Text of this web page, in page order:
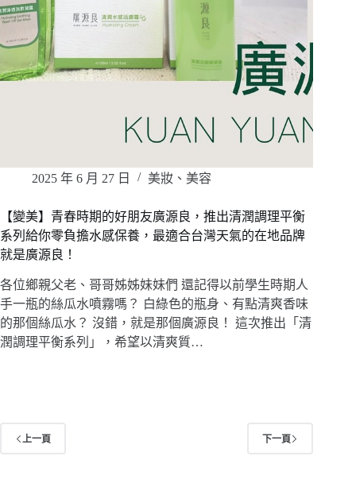
2025 年 6 月 27 日 美妝、美容
【變美】青春時期的好朋友廣源良，推出清潤調理平衡
系列給你零負擔水感保養，最適合台灣天氣的在地品牌
就是廣源良！
各位鄉親父老、哥哥姊姊妹妹們 還記得以前學生時期人
手一瓶的絲瓜水噴霧嗎？ 白綠色的瓶身、有點清爽香味
的那個絲瓜水？ 沒錯，就是那個廣源良！ 這次推出「清
潤調理平衡系列」，希望以清爽質…
上一頁 下一頁